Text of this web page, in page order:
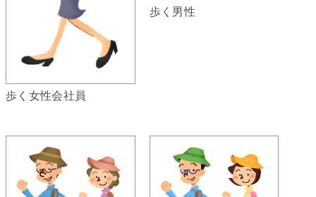
歩く女性会社員
歩く男性